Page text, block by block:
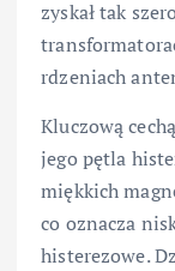
zyskał tak
rdzeniach
Kluczową
jego pętla
miękkich
co oznacza
histerezowe.